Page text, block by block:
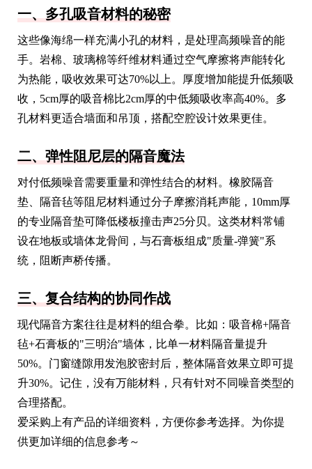
一、多孔吸音材料的秘密
这些像海绵一样充满小孔的材料，是处理高频噪音的能
手。岩棉、玻璃棉等纤维材料通过空气摩擦将声能转化
为热能，吸收效果可达70%以上。厚度增加能提升低频吸
收，5cm厚的吸音棉比2cm厚的中低频吸收率高40%。多
孔材料更适合墙面和吊顶，搭配空腔设计效果更佳。
二、弹性阻尼层的隔音魔法
对付低频噪音需要重量和弹性结合的材料。橡胶隔音
垫、隔音毡等阻尼材料通过分子摩擦消耗声能，10mm厚
的专业隔音垫可降低楼板撞击声25分贝。这类材料常铺
设在地板或墙体龙骨间，与石膏板组成"质量-弹簧"系
统，阻断声桥传播。
三、复合结构的协同作战
现代隔音方案往往是材料的组合拳。比如：吸音棉+隔音
毡+石膏板的"三明治"墙体，比单一材料隔音量提升
50%。门窗缝隙用发泡胶密封后，整体隔音效果立即可提
升30%。记住，没有万能材料，只有针对不同噪音类型的
合理搭配。
爱采购上有产品的详细资料，方便你参考选择。为你提
供更加详细的信息参考～